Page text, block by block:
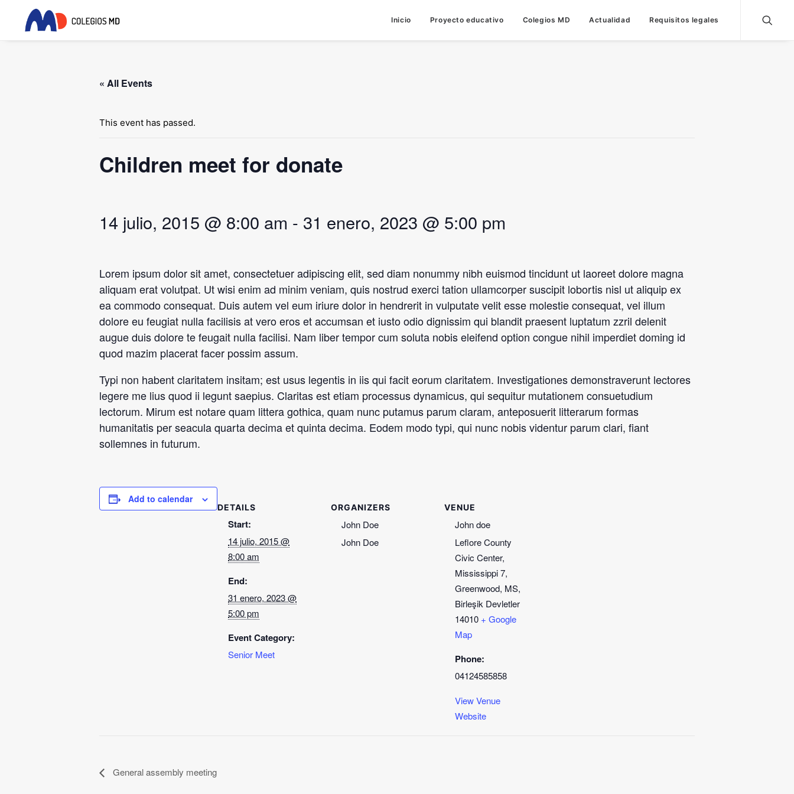
Inicio Proyecto educativo Colegios MD Actualidad Requisitos legales
« All Events
This event has passed.
Children meet for donate
14 julio, 2015 @ 8:00 am - 31 enero, 2023 @ 5:00 pm
Lorem ipsum dolor sit amet, consectetuer adipiscing elit, sed diam nonummy nibh euismod tincidunt ut laoreet dolore magna
aliquam erat volutpat. Ut wisi enim ad minim veniam, quis nostrud exerci tation ullamcorper suscipit lobortis nisl ut aliquip ex
ea commodo consequat. Duis autem vel eum iriure dolor in hendrerit in vulputate velit esse molestie consequat, vel illum
dolore eu feugiat nulla facilisis at vero eros et accumsan et iusto odio dignissim qui blandit praesent luptatum zzril delenit
augue duis dolore te feugait nulla facilisi. Nam liber tempor cum soluta nobis eleifend option congue nihil imperdiet doming id
quod mazim placerat facer possim assum.
Typi non habent claritatem insitam; est usus legentis in iis qui facit eorum claritatem. Investigationes demonstraverunt lectores
legere me lius quod ii legunt saepius. Claritas est etiam processus dynamicus, qui sequitur mutationem consuetudium
lectorum. Mirum est notare quam littera gothica, quam nunc putamus parum claram, anteposuerit litterarum formas
humanitatis per seacula quarta decima et quinta decima. Eodem modo typi, qui nunc nobis videntur parum clari, fiant
sollemnes in futurum.
Add to calendar
DETAILS
Start:
14 julio, 2015 @
8:00 am
End:
31 enero, 2023 @
5:00 pm
Event Category:
Senior Meet
ORGANIZERS
John Doe
John Doe
VENUE
John doe
Leflore County
Civic Center,
Mississippi 7,
Greenwood, MS,
Birleşik Devletler
14010 + Google
Map
Phone:
04124585858
View Venue
Website
General assembly meeting